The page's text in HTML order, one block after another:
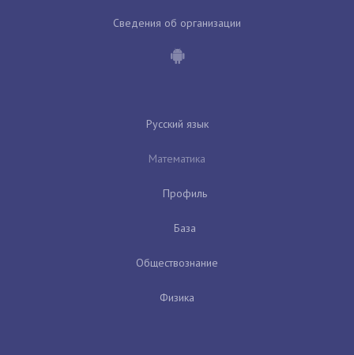
Сведения об организации
Русский язык
Математика
Профиль
База
Обществознание
Физика